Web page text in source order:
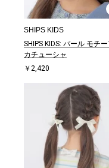
SHIPS KIDS
SHIPS KIDS: パール モチー
カチューシャ
￥2,420